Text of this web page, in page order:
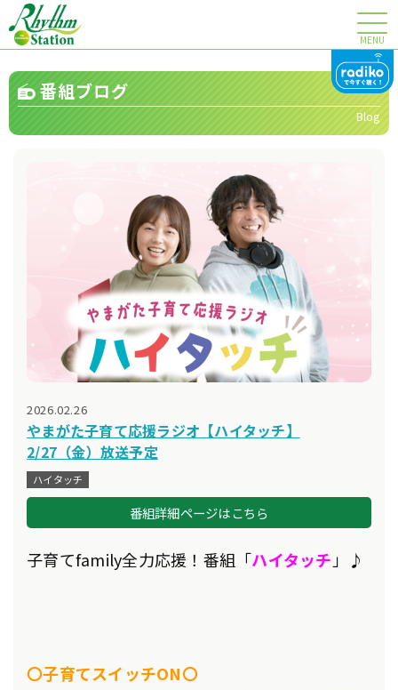
MENU
番組ブログ
Blog
2026.02.26
やまがた子育て応援ラジオ【ハイタッチ】
2/27（金）放送予定
ハイタッチ
番組詳細ページはこちら
子育てfamily全力応援！番組「ハイタッチ 」♪
〇子育てスイッチON〇